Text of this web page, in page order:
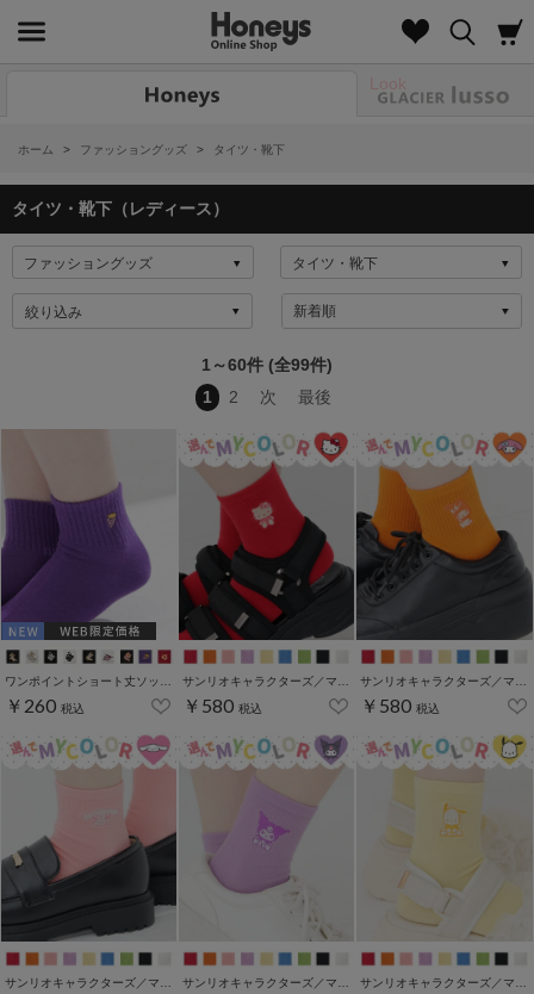
Look
ホーム > ファッショングッズ > タイツ・靴下
タイツ・靴下（レディース）
絞り込み
1～60件 (全99件)
1
2 次 最後
￥260 税込 ￥580 税込 ￥580 税込